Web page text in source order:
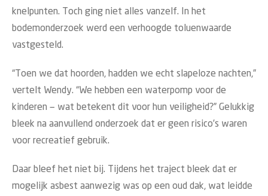
knelpunten. Toch ging niet alles vanzelf. In het
bodemonderzoek werd een verhoogde toluenwaarde
vastgesteld.
“Toen we dat hoorden, hadden we echt slapeloze nachten,”
vertelt Wendy. “We hebben een waterpomp voor de
kinderen — wat betekent dit voor hun veiligheid?” Gelukkig
bleek na aanvullend onderzoek dat er geen risico’s waren
voor recreatief gebruik.
Daar bleef het niet bij. Tijdens het traject bleek dat er
mogelijk asbest aanwezig was op een oud dak, wat leidde